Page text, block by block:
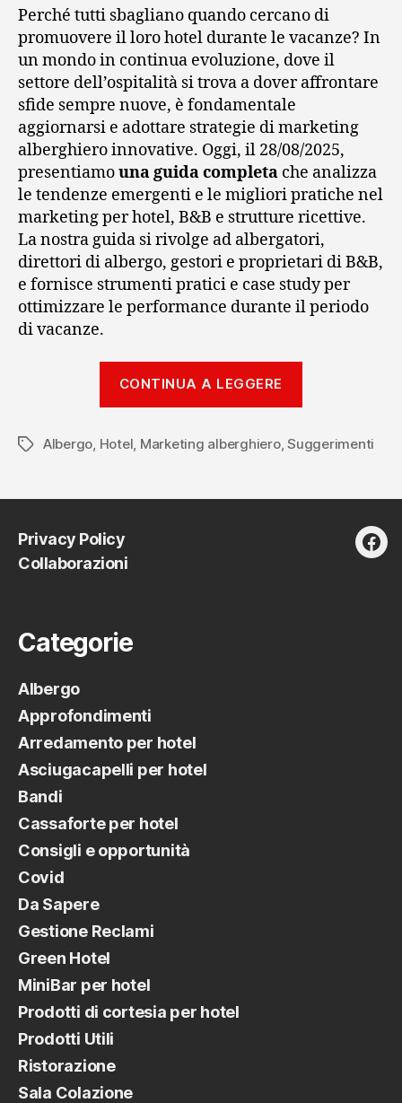
2
5
Perché tutti sbagliano quando cercano di
promuovere il loro hotel durante le vacanze? In
un mondo in continua evoluzione, dove il
settore dell’ospitalità si trova a dover affrontare
sfide sempre nuove, è fondamentale
aggiornarsi e adottare strategie di marketing
alberghiero innovative. Oggi, il 28/08/2025,
presentiamouna guida completa che analizza
le tendenze emergenti e le migliori pratiche nel
marketing per hotel, B&B e strutture ricettive.
La nostra guida si rivolge ad albergatori,
direttori di albergo, gestori e proprietari di B&B,
e fornisce strumenti pratici e case study per
ottimizzare le performance durante il periodo
di vacanze.
CONTINUA A LEGGERE
Vacanze
Tag Albergo Hotel Marketing alberghiero,Suggerimenti
Privacy Policy
Collaborazioni
Categorie
Albergo
Approfondimenti
Arredamento per hotel
Asciugacapelli per hotel
Bandi
Cassaforte per hotel
Consigli e opportunità
Covid
Da Sapere
Gestione Reclami
Green Hotel
MiniBar per hotel
Prodotti di cortesia per hotel
Prodotti Utili
Ristorazione
Sala Colazione